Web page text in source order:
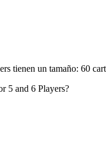
tienen un tamaño: 60
5 and 6 Players?